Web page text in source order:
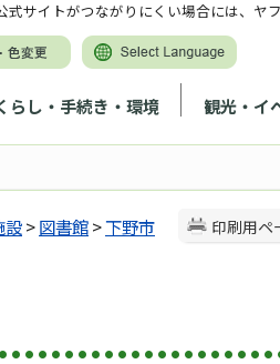
らし・手続き・環境 観光・イ
式サイトがつながりにくい場合には、ヤ
印刷用ペ
設>図書館>下野市